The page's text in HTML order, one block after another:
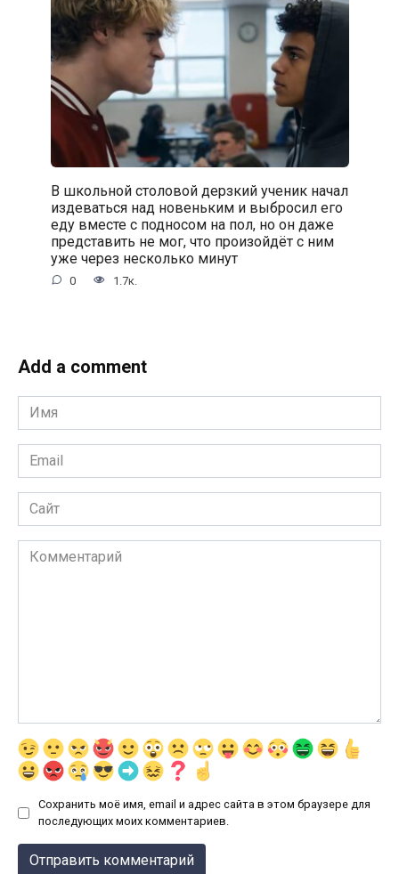
В школьной столовой дерзкий ученик начал
издеваться над новеньким и выбросил его
еду вместе с подносом на пол, но он даже
представить не мог, что произойдёт с ним
уже через несколько минут
0 1.7к.
Add a comment
Имя
*
Email
*
Сайт
Комментарий
Сохранить моё имя, email и адрес сайта в этом браузере для
последующих моих комментариев.